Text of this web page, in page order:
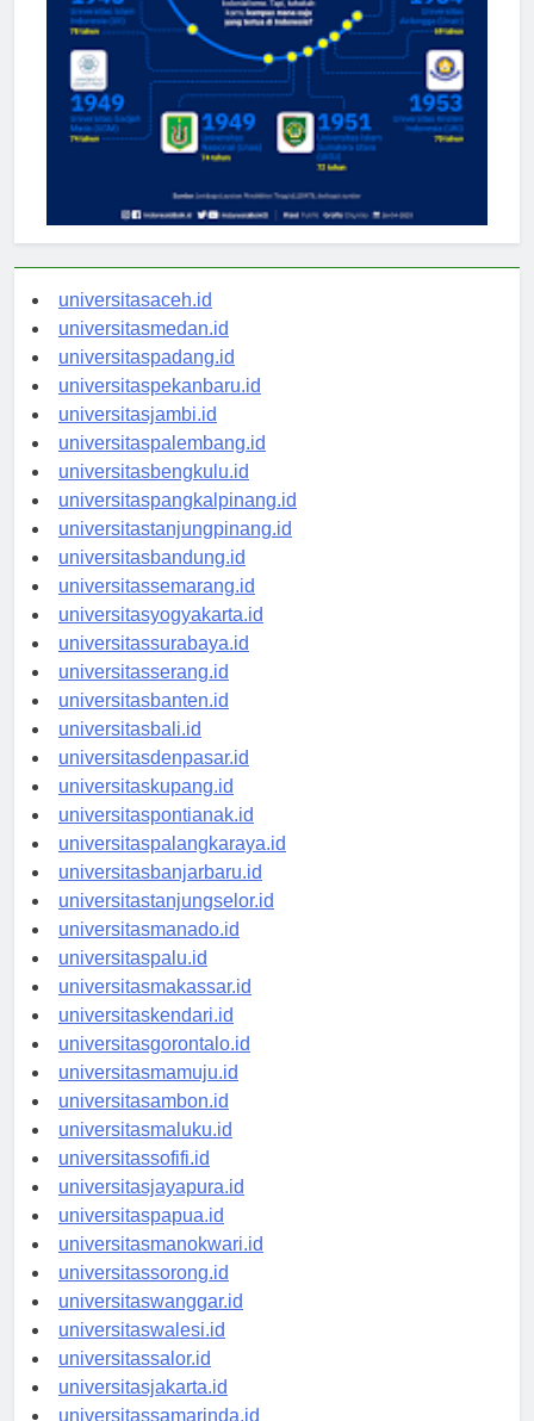
universitasaceh.id
universitasmedan.id
universitaspadang.id
universitaspekanbaru.id
universitasjambi.id
universitaspalembang.id
universitasbengkulu.id
universitaspangkalpinang.id
universitastanjungpinang.id
universitasbandung.id
universitassemarang.id
universitasyogyakarta.id
universitassurabaya.id
universitasserang.id
universitasbanten.id
universitasbali.id
universitasdenpasar.id
universitaskupang.id
universitaspontianak.id
universitaspalangkaraya.id
universitasbanjarbaru.id
universitastanjungselor.id
universitasmanado.id
universitaspalu.id
universitasmakassar.id
universitaskendari.id
universitasgorontalo.id
universitasmamuju.id
universitasambon.id
universitasmaluku.id
universitassofifi.id
universitasjayapura.id
universitaspapua.id
universitasmanokwari.id
universitassorong.id
universitaswanggar.id
universitaswalesi.id
universitassalor.id
universitasjakarta.id